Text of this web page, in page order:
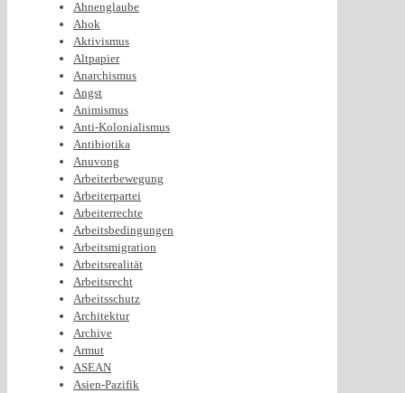
Ahnenglaube
Ahok
Aktivismus
Altpapier
Anarchismus
Angst
Animismus
Anti-Kolonialismus
Antibiotika
Anuvong
Arbeiterbewegung
Arbeiterpartei
Arbeiterrechte
Arbeitsbedingungen
Arbeitsmigration
Arbeitsrealität
Arbeitsrecht
Arbeitsschutz
Architektur
Archive
Armut
ASEAN
Asien-Pazifik